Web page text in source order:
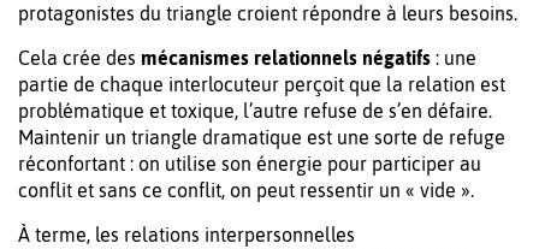
protagonistes du triangle croient répondre à leurs besoins.
Cela crée des mécanismes relationnels négatifs : une
partie de chaque interlocuteur perçoit que la relation est
problématique et toxique, l’autre refuse de s’en défaire.
Maintenir un triangle dramatique est une sorte de refuge
réconfortant : on utilise son énergie pour participer au
conflit et sans ce conflit, on peut ressentir un « vide ».
À terme, les relations interpersonnelles